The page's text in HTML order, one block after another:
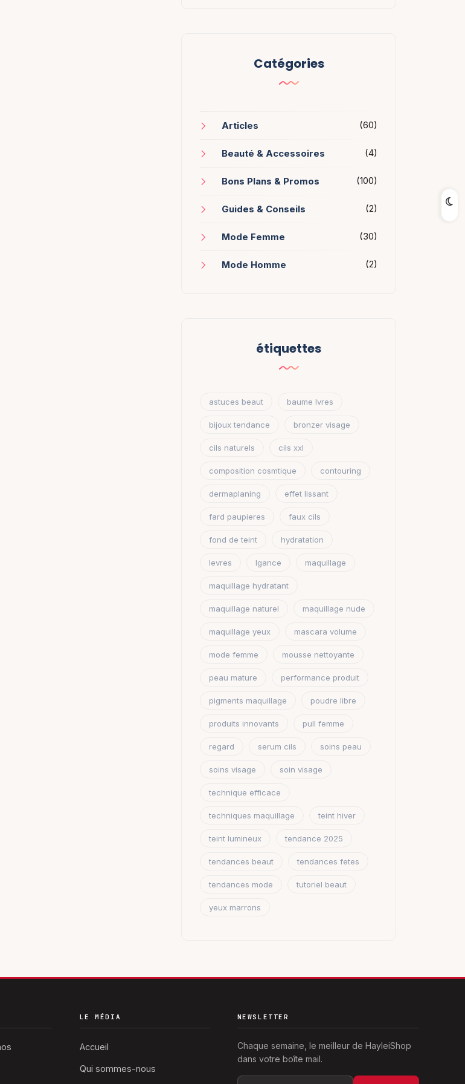
Catégories
Articles (60)
Beauté & Accessoires (4)
Bons Plans & Promos (100)
Guides & Conseils (2)
Mode Femme (30)
Mode Homme (2)
étiquettes
astuces beaut baume lvres
bijoux tendance bronzer visage
cils naturels cils xxl
composition cosmtique contouring
dermaplaning effet lissant
fard paupieres faux cils
fond de teint hydratation
levres lgance maquillage
maquillage hydratant
maquillage naturel maquillage nude
maquillage yeux mascara volume
mode femme mousse nettoyante
peau mature performance produit
pigments maquillage poudre libre
produits innovants pull femme
regard serum cils soins peau
soins visage soin visage
technique efficace
techniques maquillage teint hiver
teint lumineux tendance 2025
tendances beaut tendances fetes
tendances mode tutoriel beaut
yeux marrons
LE MÉDIA
Accueil
Qui sommes-nous
NEWSLETTER
Chaque semaine, le meilleur de HayleiShop
dans votre boîte mail.